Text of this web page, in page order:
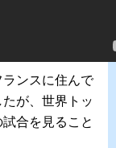
ンスに住んで
が、世界トッ
合を見ること